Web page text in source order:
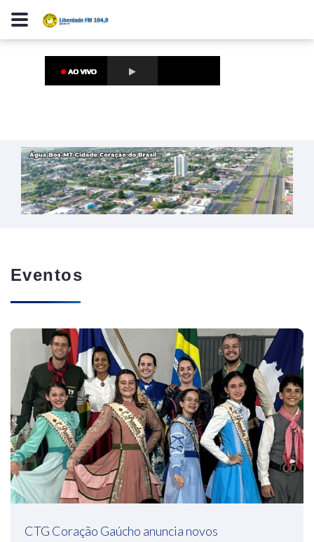
Eventos
CTG Coração Gaúcho anuncia novos